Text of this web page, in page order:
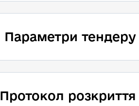
Параметри тендеру
Протокол розкриття